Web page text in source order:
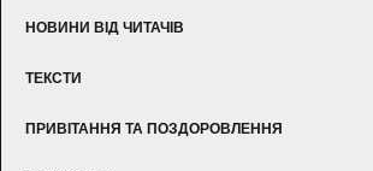
НОВИНИ ВІД ЧИТАЧІВ
ТЕКСТИ
ПРИВІТАННЯ ТА ПОЗДОРОВЛЕННЯ